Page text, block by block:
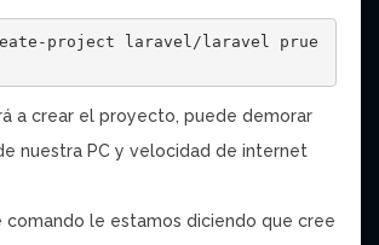
project laravel/laravel prue
a crear el proyecto, puede demorar
nuestra PC y velocidad de internet
comando le estamos diciendo que cree